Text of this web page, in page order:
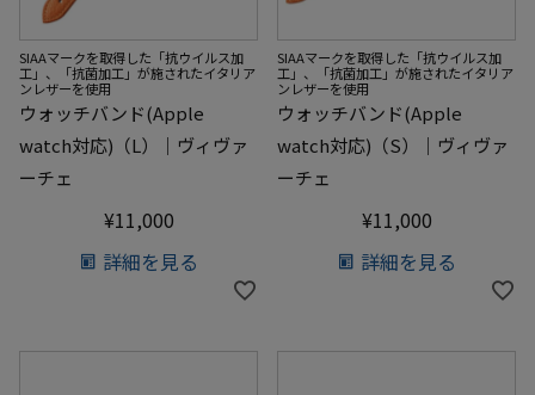
SIAAマークを取得した「抗ウイルス加
工」、「抗菌加工」が施されたイタリア
ンレザーを使用
ウォッチバンド(Apple
watch対応)（L）｜ヴィヴァ
ーチェ
¥11,000
詳細を見る
SIAAマークを取得した「抗ウイルス加
工」、「抗菌加工」が施されたイタリア
ンレザーを使用
ウォッチバンド(Apple
watch対応)（S）｜ヴィヴァ
ーチェ
¥11,000
詳細を見る